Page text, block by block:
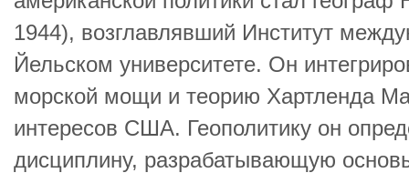
1944), возглавлявший Институт
Йельском университете. Он
морской мощи и теорию Хартленда
интересов США. Геополитику он
дисциплину, разрабатывающую